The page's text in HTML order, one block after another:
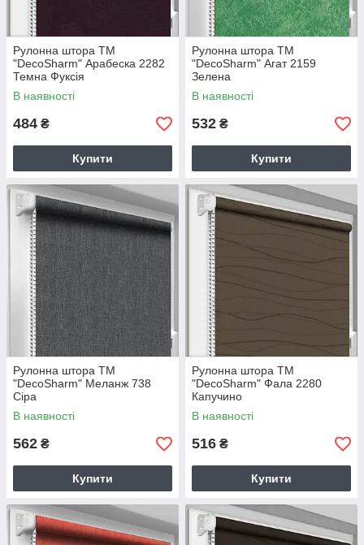
Рулонна штора TM
"DecoSharm" Арабеска 2282
Темна Фуксія
В наявності
484 ₴
Купити
Рулонна штора TM
"DecoSharm" Агат 2159
Зелена
В наявності
532 ₴
Купити
Рулонна штора TM
"DecoSharm" Меланж 738
Сіра
В наявності
562 ₴
Купити
Рулонна штора TM
"DecoSharm" Фала 2280
Капучино
В наявності
516 ₴
Купити